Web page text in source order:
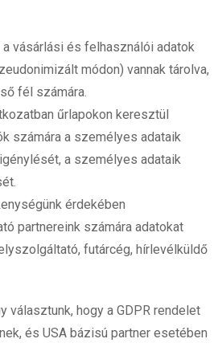
vásárlási és felhasználói adatok
módon) vannak tárolva,
fél számára.
űrlapokon keresztül
számára a személyes adataik
a személyes adataik
érdekében
partnereink számára adatokat
futárcég, hírlevélküldő
választunk, hogy a GDPR rendelet
és USA bázisú partner esetében